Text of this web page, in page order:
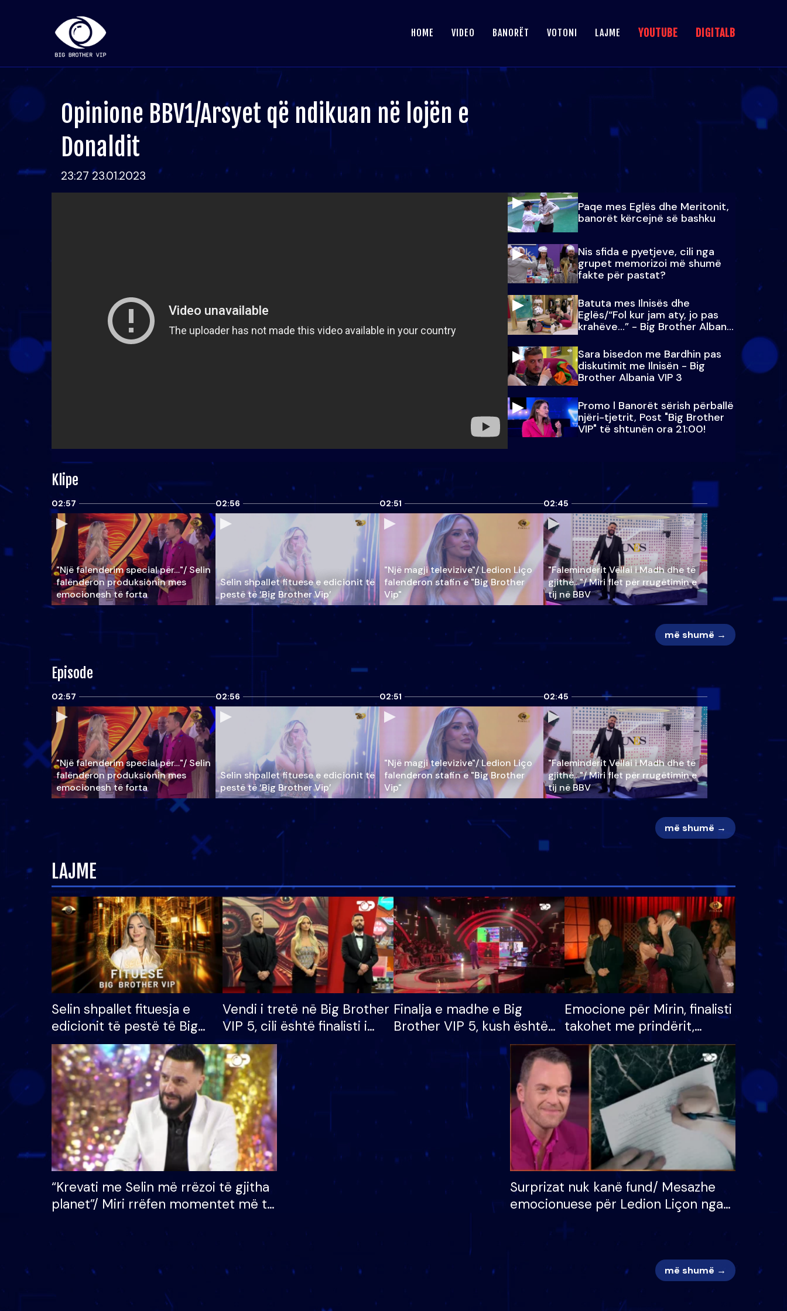
HOME VIDEO BANORËT VOTONI LAJME YOUTUBE DIGITALB
Opinione BBV1/Arsyet që ndikuan në lojën e
Donaldit
23:27 23.01.2023
Paqe mes Eglës dhe Meritonit,
banorët kërcejnë së bashku
Nis sfida e pyetjeve, cili nga
grupet memorizoi më shumë
fakte për pastat?
Batuta mes Ilnisës dhe
Eglës/“Fol kur jam aty, jo pas
krahëve…” - Big Brother Albania
VIP 3
Sara bisedon me Bardhin pas
diskutimit me Ilnisën - Big
Brother Albania VIP 3
Promo l Banorët sërish përballë
njëri-tjetrit, Post "Big Brother
VIP" të shtunën ora 21:00!
Klipe
02:57
"Një falenderim special për…"/ Selin
falënderon produksionin mes
emocionesh të forta
02:56
Selin shpallet fituese e edicionit të
pestë të ‘Big Brother Vip’
02:51
"Një magji televizive"/ Ledion Liço
falenderon stafin e "Big Brother
Vip"
02:45
"Faleminderit Vëllai i Madh dhe të
gjithë…"/ Miri flet për rrugëtimin e
tij në BBV
më shumë →
Episode
02:57
"Një falenderim special për…"/ Selin
falënderon produksionin mes
emocionesh të forta
02:56
Selin shpallet fituese e edicionit të
pestë të ‘Big Brother Vip’
02:51
"Një magji televizive"/ Ledion Liço
falenderon stafin e "Big Brother
Vip"
02:45
"Faleminderit Vëllai i Madh dhe të
gjithë…"/ Miri flet për rrugëtimin e
tij në BBV
më shumë →
LAJME
Selin shpallet fituesja e
edicionit të pestë të Big
Brother VIP, rrëmben
çmimin e madh prej 100
mijë eurosh
Vendi i tretë në Big Brother
VIP 5, cili është finalisti i
radhës që lë shtëpinë
Finalja e madhe e Big
Brother VIP 5, kush është
banori i parë që lë shtëpinë
dhe humb mundësinë për
të fituar çmimin e madh
Emocione për Mirin, finalisti
takohet me prindërit,
vajzën dhe bashkëshorten:
S’kemi ndonjë letër divorci
apo jo?
“Krevati me Selin më rrëzoi të gjitha
planet”/ Miri rrëfen momentet më të
mungojë zilja e mëngjesit kur…
Surprizat nuk kanë fund/ Mesazhe
emocionuese për Ledion Liçon nga
më shumë →